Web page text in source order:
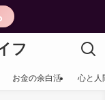
フ
お金の余白活 心と人